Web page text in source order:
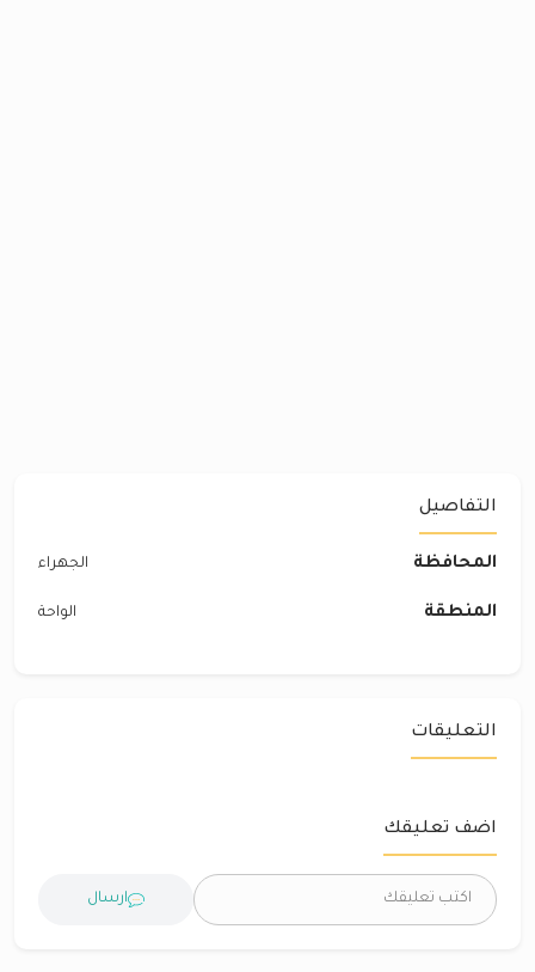
التفاصيل
المحافظة الجهراء
المنطقة الواحة
التعليقات
اضف تعليقك
ارسال